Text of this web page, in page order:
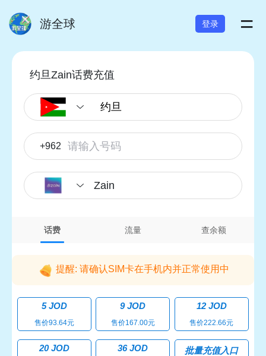
游全球 登录 =
约旦Zain话费充值
+962
Zain
话费 流量 查余额
提醒: 请确认SIM卡在手机内并正常使用中
5 JOD
售价93.64元
9 JOD
售价167.00元
12 JOD
售价222.66元
20 JOD 36 JOD 批量充值入口